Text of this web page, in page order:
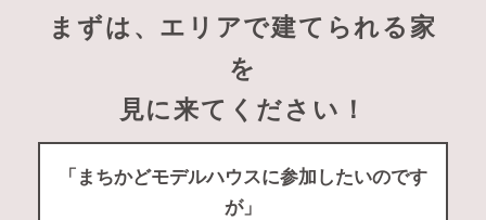
まずは、エリアで建てられる家
を
見に来てください！
「まちかどモデルハウスに参加したいのです
が」